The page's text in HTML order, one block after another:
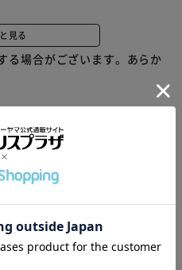
免疫と皮膚バリアを維持する
バランスよく摂取することが
が異なる場合がございま
見る
る場合がございます。あらか
在庫の確認及び商品のお届け
ます。
となっていた場合、キャンセ
トしたオススメ商品です。